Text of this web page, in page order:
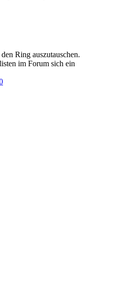
Ring auszutauschen.
im Forum sich ein